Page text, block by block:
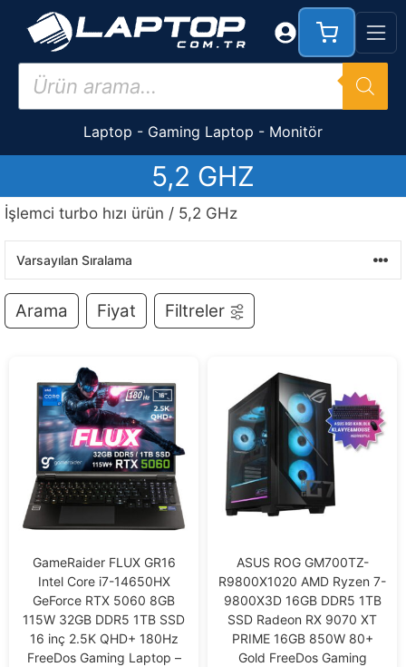
İçeriğe
Products
search
Laptop - Gaming Laptop - Monitör
5,2 GHZ
İşlemci turbo hızı ürün / 5,2 GHz
Arama Fiyat Filtreler
GameRaider FLUX GR16
Intel Core i7-14650HX
GeForce RTX 5060 8GB
115W 32GB DDR5 1TB SSD
16 inç 2.5K QHD+ 180Hz
FreeDos Gaming Laptop –
ASUS ROG GM700TZ-
R9800X1020 AMD Ryzen 7-
9800X3D 16GB DDR5 1TB
SSD Radeon RX 9070 XT
PRIME 16GB 850W 80+
Gold FreeDos Gaming